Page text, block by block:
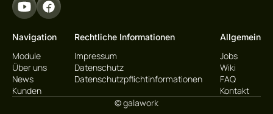
Navigation
Module
Über uns
News
Kunden
Allgemein
Jobs
Wiki
FAQ
Kontakt
Rechtliche Informationen
Impressum
Datenschutz
Datenschutzpflichtinformationen
© galawork